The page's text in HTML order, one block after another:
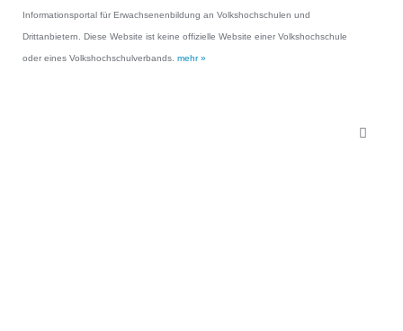
Informationsportal für Erwachsenenbildung an Volkshochschulen und
Drittanbietern. Diese Website ist keine offizielle Website einer Volkshochschule
oder eines Volkshochschulverbands. mehr »